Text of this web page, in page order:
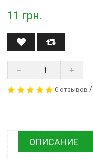
11 грн.
0 отзывов /
ОПИСАНИЕ